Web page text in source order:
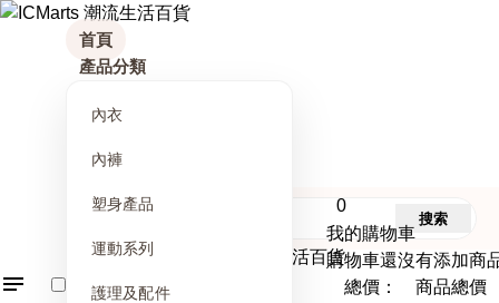
首頁
產品分類
內衣
內褲
塑身產品
運動系列
護理及配件
0
我的購物車
購物車還沒有添加商
總價： 商品總價
搜索